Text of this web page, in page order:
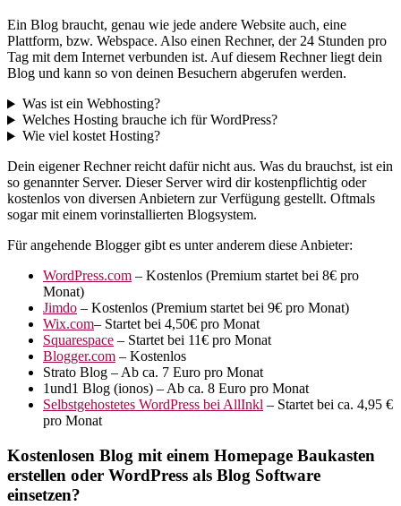
Ein Blog braucht, genau wie jede andere Website auch, eine
Plattform, bzw. Webspace. Also einen Rechner, der 24 Stunden pro
Tag mit dem Internet verbunden ist. Auf diesem Rechner liegt dein
Blog und kann so von deinen Besuchern abgerufen werden.
Was ist ein Webhosting?
Welches Hosting brauche ich für WordPress?
Wie viel kostet Hosting?
Dein eigener Rechner reicht dafür nicht aus. Was du brauchst, ist ein
so genannter Server. Dieser Server wird dir kostenpflichtig oder
kostenlos von diversen Anbietern zur Verfügung gestellt. Oftmals
sogar mit einem vorinstallierten Blogsystem.
Für angehende Blogger gibt es unter anderem diese Anbieter:
WordPress.com – Kostenlos (Premium startet bei 8€ pro
Monat)
Jimdo – Kostenlos (Premium startet bei 9€ pro Monat)
Wix.com– Startet bei 4,50€ pro Monat
Squarespace – Startet bei 11€ pro Monat
Blogger.com – Kostenlos
Strato Blog – Ab ca. 7 Euro pro Monat
1und1 Blog (ionos) – Ab ca. 8 Euro pro Monat
Selbstgehostetes WordPress bei AllInkl – Startet bei ca. 4,95 €
pro Monat
Kostenlosen Blog mit einem Homepage Baukasten
erstellen oder WordPress als Blog Software
einsetzen?